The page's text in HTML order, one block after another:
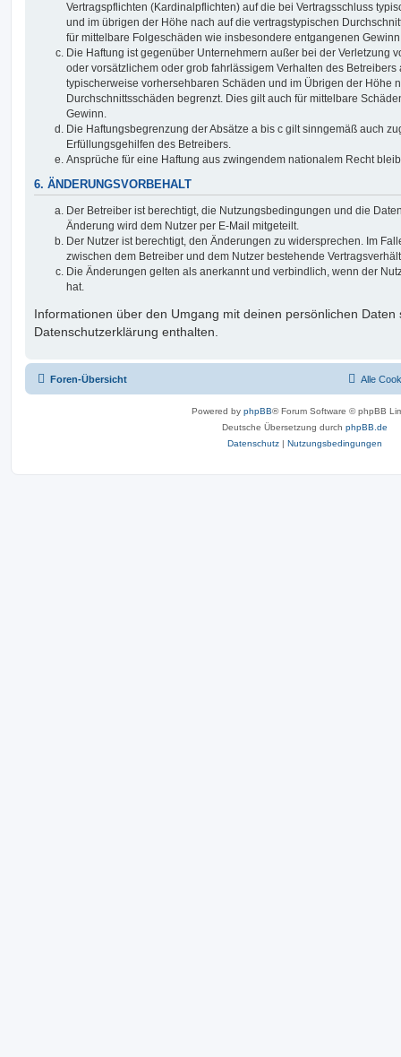
Vertragspflichten (Kardinalpflichten) auf die bei Vertragsschluss
und im übrigen der Höhe nach auf die vertragstypischen
für mittelbare Folgeschäden wie insbesondere entgangenen
Die Haftung ist gegenüber Unternehmern außer bei der Verletzung
oder vorsätzlichem oder grob fahrlässigem Verhalten des Betreibers
typischerweise vorhersehbaren Schäden und im Übrigen der Höhe
Durchschnittsschäden begrenzt. Dies gilt auch für mittelbare
Gewinn.
Die Haftungsbegrenzung der Absätze a bis c gilt sinngemäß auch
Erfüllungsgehilfen des Betreibers.
Ansprüche für eine Haftung aus zwingendem nationalem Recht
6. ÄNDERUNGSVORBEHALT
Der Betreiber ist berechtigt, die Nutzungsbedingungen und die
Änderung wird dem Nutzer per E-Mail mitgeteilt.
Der Nutzer ist berechtigt, den Änderungen zu widersprechen. Im
zwischen dem Betreiber und dem Nutzer bestehende
Die Änderungen gelten als anerkannt und verbindlich, wenn der
hat.
Informationen über den Umgang mit deinen persönlichen Daten
Datenschutzerklärung enthalten.
Foren-Übersicht Alle
Powered by phpBB® Forum Software © phpBB
Deutsche Übersetzung durch phpBB.de
Datenschutz | Nutzungsbedingungen